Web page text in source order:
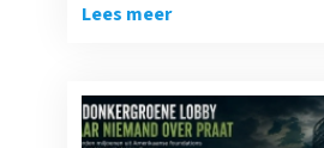
Lees meer